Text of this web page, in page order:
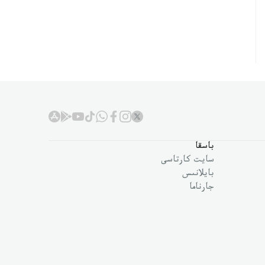
باسقا
سايت كارتاسى
بايلانىس
جارناما